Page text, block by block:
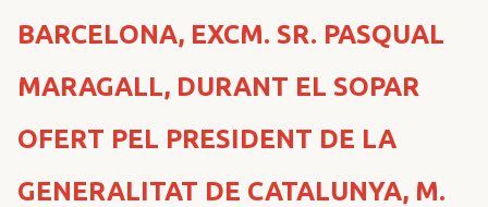
BARCELONA, EXCM. SR. PASQUAL
MARAGALL, DURANT EL SOPAR
OFERT PEL PRESIDENT DE LA
GENERALITAT DE CATALUNYA, M.